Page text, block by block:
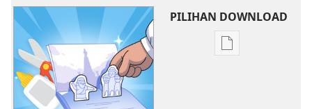
PILIHAN DOWNLOAD
Pilihan